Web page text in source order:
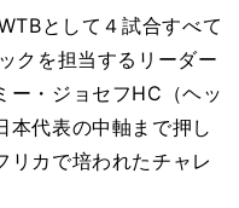
として４試合すべて
クを担当するリーダー
ー・ジョセフHC（ヘッ
本代表の中軸まで押し
リカで培われたチャレ